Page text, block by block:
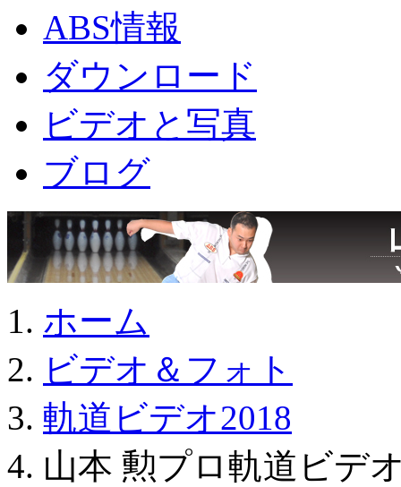
ABS情報
ダウンロード
ビデオと写真
ブログ
ホーム
ビデオ＆フォト
軌道ビデオ2018
山本 勲プロ軌道ビデ